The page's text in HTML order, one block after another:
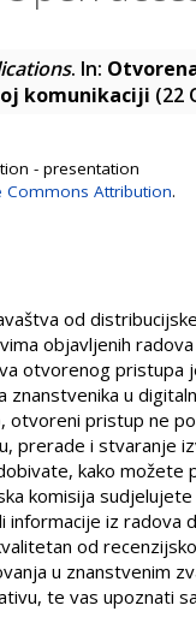
. In:
komunikaciji (22
- presentation
Commons Attribution.
od
objavljenih
otvorenog pristupa
znanstvenika u
pristup ne
prerade i stvaranje
kako
komisija
iz
od
u znanstvenim
te vas upoznati